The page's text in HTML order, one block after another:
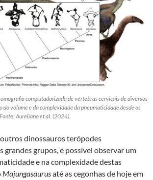
computadorizada de vértebras cervicais de diversos
do volume e da complexidade da pneumaticidade desde os
Aureliano et al. (2024).
dinossauros terópodes
grandes grupos, é possível observar um
e na complexidade destas
Majungasaurusaté as cegonhas de hoje em